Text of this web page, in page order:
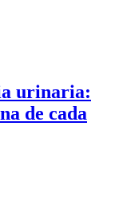
urinaria:
de cada